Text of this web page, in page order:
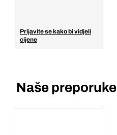
Prijavite se kako bi vidjeli
cijene
Naše preporuke